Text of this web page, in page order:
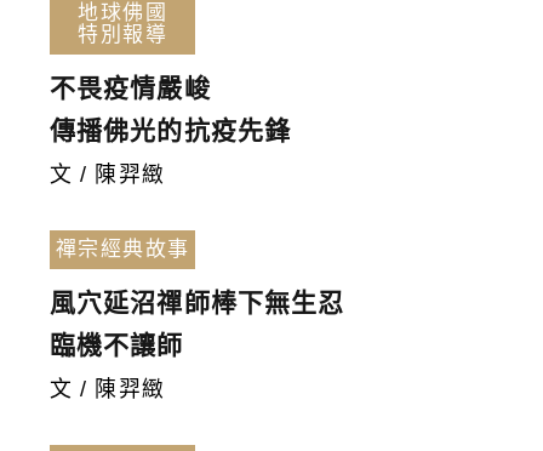
地球佛國
特別報導
不畏疫情嚴峻
傳播佛光的抗疫先鋒
文 / 陳羿緻
禪宗經典故事
風穴延沼禪師棒下無生忍
臨機不讓師
文 / 陳羿緻